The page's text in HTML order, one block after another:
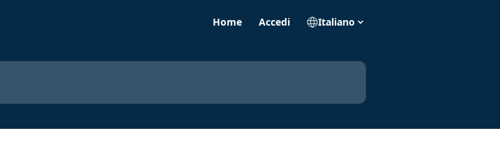
Home Accedi Italiano